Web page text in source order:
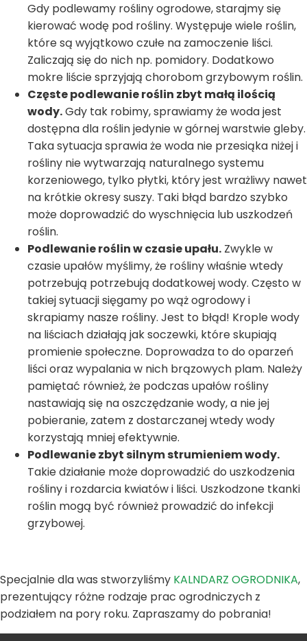
Gdy podlewamy rośliny ogrodowe, starajmy się
kierować wodę pod rośliny. Występuje wiele roślin,
które są wyjątkowo czułe na zamoczenie liści.
Zaliczają się do nich np. pomidory. Dodatkowo
mokre liście sprzyjają chorobom grzybowym roślin.
Częste podlewanie roślin zbyt małą ilością
wody.Gdy tak robimy, sprawiamy że woda jest
dostępna dla roślin jedynie w górnej warstwie gleby.
Taka sytuacja sprawia że woda nie przesiąka niżej i
rośliny nie wytwarzają naturalnego systemu
korzeniowego, tylko płytki, który jest wrażliwy nawet
na krótkie okresy suszy. Taki błąd bardzo szybko
może doprowadzić do wyschnięcia lub uszkodzeń
roślin.
Podlewanie roślin w czasie upału. Zwykle w
czasie upałów myślimy, że rośliny właśnie wtedy
potrzebują potrzebują dodatkowej wody. Często w
takiej sytuacji sięgamy po wąż ogrodowy i
skrapiamy nasze rośliny. Jest to błąd! Krople wody
na liściach działają jak soczewki, które skupiają
promienie społeczne. Doprowadza to do oparzeń
liści oraz wypalania w nich brązowych plam. Należy
pamiętać również, że podczas upałów rośliny
nastawiają się na oszczędzanie wody, a nie jej
pobieranie, zatem z dostarczanej wtedy wody
korzystają mniej efektywnie.
Podlewanie zbyt silnym strumieniem wody.
Takie działanie może doprowadzić do uszkodzenia
rośliny i rozdarcia kwiatów i liści. Uszkodzone tkanki
roślin mogą być również prowadzić do infekcji
grzybowej.
Specjalnie dla was stworzyliśmy KALNDARZ OGRODNIKA,
prezentujący różne rodzaje prac ogrodniczych z
podziałem na pory roku. Zapraszamy do pobrania!